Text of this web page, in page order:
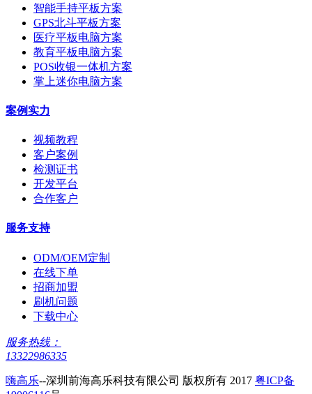
智能手持平板方案
GPS北斗平板方案
医疗平板电脑方案
教育平板电脑方案
POS收银一体机方案
掌上迷你电脑方案
案例实力
视频教程
客户案例
检测证书
开发平台
合作客户
服务支持
ODM/OEM定制
在线下单
招商加盟
刷机问题
下载中心
服务热线：
13322986335
嗨高乐--深圳前海高乐科技有限公司 版权所有 2017 粤ICP备